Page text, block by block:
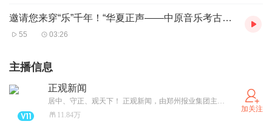
邀请您来穿“乐”千年！“华夏正声——中原音乐考古复原展演”即将上新
55 03:26
主播信息
正观新闻
居中、守正、观天下！ 正观新闻，由郑州报业集团主办，是郑州市全力打造的“扎根郑州、立足中原、放眼全球”的拥有较强影响力的新型主流媒体，集“新闻+政务+服务”于一体的突出文化和国际视野的新媒体平台。
11.84万
加关注